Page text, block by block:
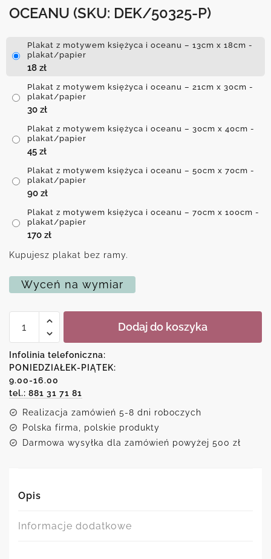
OCEANU (SKU: DEK/50325-P)
Plakat z motywem księżyca i oceanu – 13cm x 18cm -
plakat/papier
18 zł
Plakat z motywem księżyca i oceanu – 21cm x 30cm -
plakat/papier
30 zł
Plakat z motywem księżyca i oceanu – 30cm x 40cm -
plakat/papier
45 zł
Plakat z motywem księżyca i oceanu – 50cm x 70cm -
plakat/papier
90 zł
Plakat z motywem księżyca i oceanu – 70cm x 100cm -
plakat/papier
170 zł
Kupujesz plakat bez ramy.
Wyceń na wymiar
Plakat
księżyca
i
oceanu
Dodaj do koszyka
Infolinia telefoniczna:
PONIEDZIAŁEK-PIĄTEK:
9.00-16.00
tel.: 881 31 71 81
Realizacja zamówień 5-8 dni roboczych
Polska firma, polskie produkty
Darmowa wysyłka dla zamówień powyżej 500 zł
Opis
Informacje dodatkowe